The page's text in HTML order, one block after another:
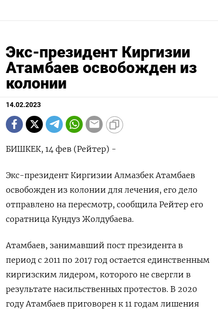
Экс-президент Киргизии
Атамбаев освобожден из
колонии
14.02.2023
БИШКЕК, 14 фев (Рейтер) -
Экс-президент Киргизии Алмазбек Атамбаев
освобожден из колонии для лечения, его дело
отправлено на пересмотр, сообщила Рейтер его
соратница Кундуз Жолдубаева.
Атамбаев, занимавший пост президента в
период с 2011 по 2017 год остается единственным
киргизским лидером, которого не свергли в
результате насильственных протестов. В 2020
году Атамбаев приговорен к 11 годам лишения